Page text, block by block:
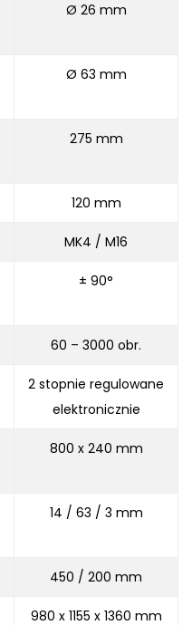
Ø 26 mm
Ø 63 mm
275 mm
120 mm
MK4 / M16
± 90°
60 – 3000 obr.
2 stopnie regulowane
elektronicznie
800 x 240 mm
14 / 63 / 3 mm
450 / 200 mm
980 x 1155 x 1360 mm